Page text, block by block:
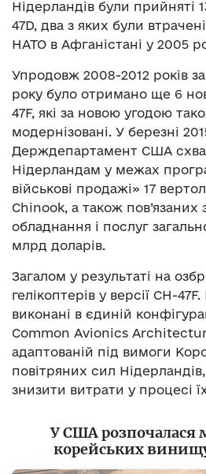
Нідерландів були прийняті
47D, два з яких були
НАТО в Афганістані у 2005
Упродовж 2008-2012 років
року було отримано ще 6
47F, які за новою угодою
модернізовані. У березні
Держдепартамент США
Нідерландам у межах
військові продажі» 17
Chinook, а також пов’язаних
обладнання і послуг
млрд доларів.
Загалом у результаті на
гелікоптерів у версії CH-
виконані в єдиній
Common Avionics
адаптованій під вимоги
повітряних сил
знизити витрати у процесі
У США розпочалася
корейських